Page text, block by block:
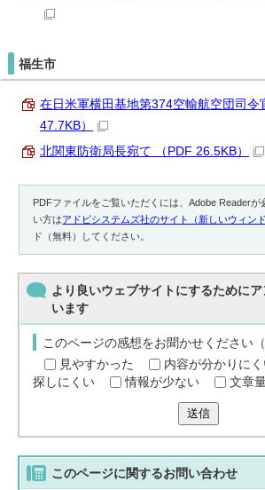
福生市
在日米軍横田基地第374空輸航空団司令
47.7KB）
北関東防衛局長宛て （PDF 26.5KB）
PDFファイルをご覧いただくには、Adobe Readerが
い方はアドビシステムズ社のサイト（新しいウィン
ド（無料）してください。
より良いウェブサイトにするために
います
このページの感想をお聞かせください
見やすかった
内容が分かりに
探しにくい
情報が少ない 文章
送信
このページに関するお問い合わせ